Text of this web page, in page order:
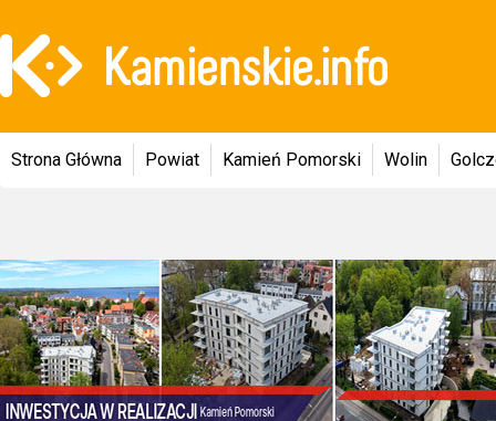
Strona Główna Powiat Kamień Pomorski Wolin